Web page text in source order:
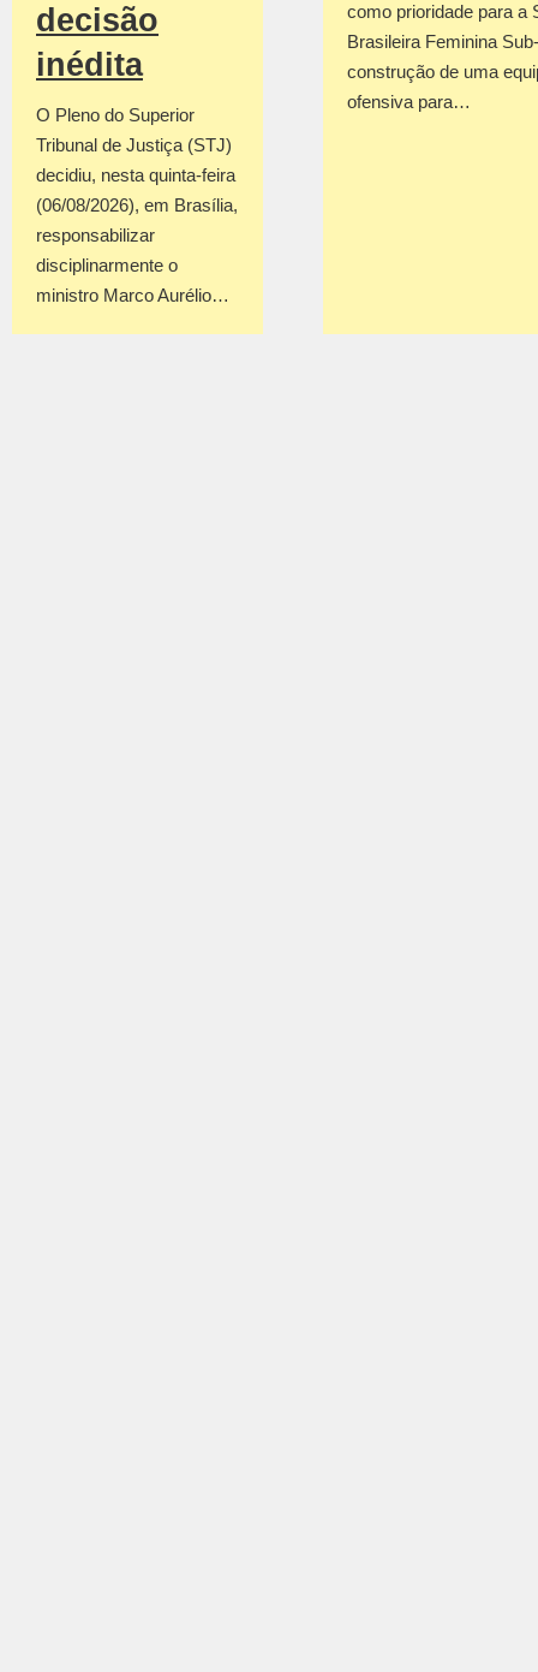
decisão
inédita
O Pleno do Superior
Tribunal de Justiça (STJ)
decidiu, nesta quinta-feira
(06/08/2026), em Brasília,
responsabilizar
disciplinarmente o
ministro Marco Aurélio…
como prioridade para a
Brasileira Feminina
construção de uma
ofensiva para…